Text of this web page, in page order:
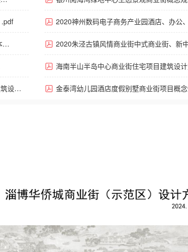
2020神州数码电子商务产业园酒店、办公、
滨湖商业街组团项目规划与建筑设计方案
2020朱泾古镇风情商业街中式商业街、新
租赁住宅项目规划与建筑设计方案（118页
海南半山半岛中心商业街住宅项目建筑设
（40页）.pdf
设计方案 金泰湾幼儿园酒店度假别墅商业街项目概念